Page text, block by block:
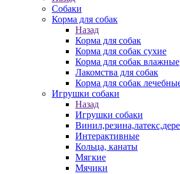
Собаки
Корма для собак
Назад
Корма для собак
Корма для собак сухие
Корма для собак влажные
Лакомства для собак
Корма для собак
Игрушки собаки
Назад
Игрушки собаки
Интерактивные
Кольца, канаты
Мягкие
Мячики